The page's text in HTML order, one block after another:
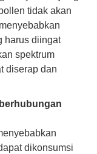
tidak akan
harus diingat
spektrum
diserap dan
dikonsumsi